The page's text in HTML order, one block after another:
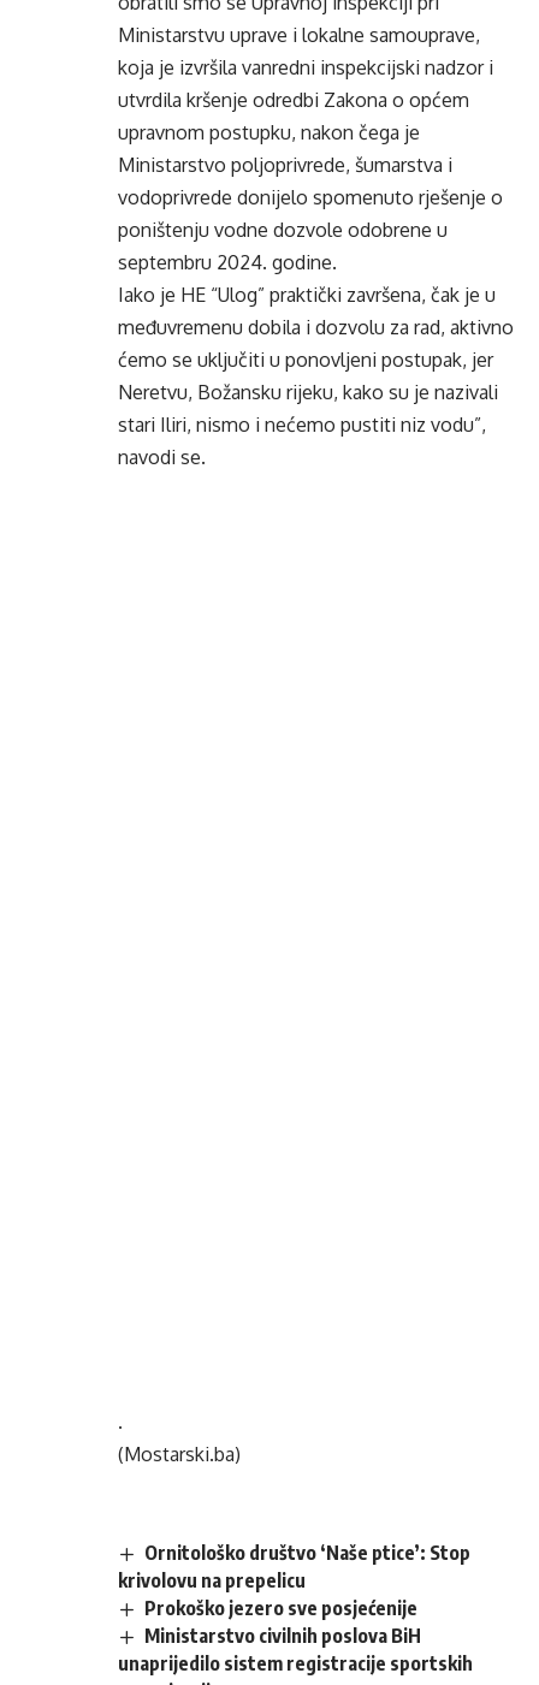
Ministarstvu uprave i lokalne samouprave,
koja je izvršila vanredni inspekcijski nadzor i
utvrdila kršenje odredbi Zakona o općem
upravnom postupku, nakon čega je
Ministarstvo poljoprivrede, šumarstva i
vodoprivrede donijelo spomenuto rješenje o
poništenju vodne dozvole odobrene u
septembru 2024. godine.
Iako je HE “Ulog” praktički završena, čak je u
međuvremenu dobila i dozvolu za rad, aktivno
ćemo se uključiti u ponovljeni postupak, jer
Neretvu, Božansku rijeku, kako su je nazivali
stari Iliri, nismo i nećemo pustiti niz vodu”,
navodi se.
.
(Mostarski.ba)
Ornitološko društvo ‘Naše ptice’: Stop
krivolovu na prepelicu
Prokoško jezero sve posjećenije
Ministarstvo civilnih poslova BiH
unaprijedilo sistem registracije sportskih